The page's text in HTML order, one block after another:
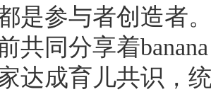
是参与者创造者
共同分享着
达成育儿共识，